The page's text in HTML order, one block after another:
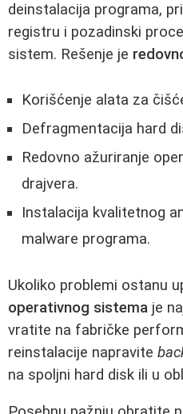
deinstalacija programa,
registru i pozadinski
sistem. Rešenje je
Korišćenje alata za
Defragmentacija hard
Redovno ažuriranje
drajvera.
Instalacija kvalitetnog
malware programa.
Ukoliko problemi ostanu
operativnog sistema je
vratite na fabričke
reinstalacije napravite
na spoljni hard disk ili u